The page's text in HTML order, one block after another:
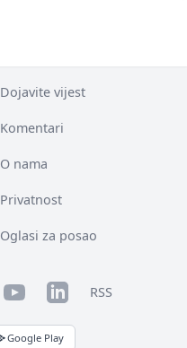
Dojavite vijest
Komentari
O nama
Privatnost
Oglasi za posao
YouTubeLinkedInRSS
Google Play